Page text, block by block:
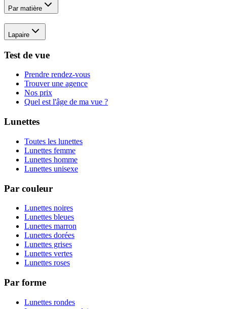
Par matière
Lapaire
Test de vue
Prendre rendez-vous
Trouver une agence
Nos prix
Quel est l'âge de ma vue ?
Lunettes
Toutes les lunettes
Lunettes femme
Lunettes homme
Lunettes unisexe
Par couleur
Lunettes noires
Lunettes bleues
Lunettes marron
Lunettes dorées
Lunettes grises
Lunettes vertes
Lunettes roses
Par forme
Lunettes rondes